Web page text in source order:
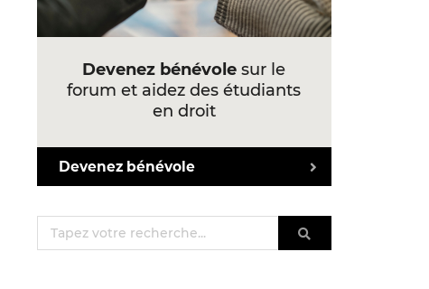
Devenez bénévole sur le
forum et aidez des étudiants
en droit
Devenez bénévole